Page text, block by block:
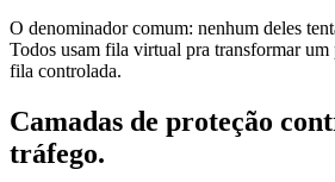
O denominador comum: nenhum deles
Todos usam fila virtual pra transformar
fila controlada.
Camadas de proteção
tráfego.